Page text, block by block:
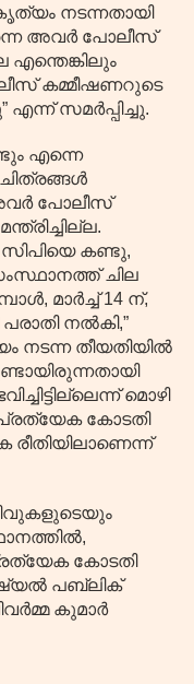
നടന്നതായി
അവർ പോലീസ്
എന്തെങ്കിലും
കമ്മീഷണറുടെ
സമർപ്പിച്ചു.
എന്നെ
പോലീസ്
കണ്ടു,
ചില
മാർച്ച് 14 ന്,
നൽകി,”
നടന്ന തീയതിയിൽ
മൊഴി
കോടതി
രീതിയിലാണെന്ന്
കോടതി
പബ്ലിക്
കുമാർ